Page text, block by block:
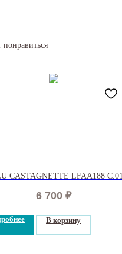
CASTAGNETTE LFAA188 C.01
6 700 ₽
В корзину